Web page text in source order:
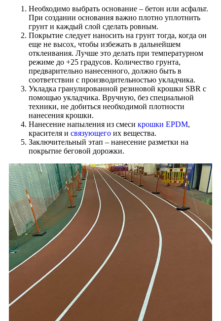
Необходимо выбрать основание – бетон или асфальт.
При создании основания важно плотно уплотнить
грунт и каждый слой сделать ровным.
Покрытие следует наносить на грунт тогда, когда он
еще не высох, чтобы избежать в дальнейшем
отклеивания. Лучше это делать при температурном
режиме до +25 градусов. Количество грунта,
предварительно нанесенного, должно быть в
соответствии с производительностью укладчика.
Укладка гранулированной резиновой крошки SBR с
помощью укладчика. Вручную, без специальной
техники, не добиться необходимой плотности
нанесения крошки.
Нанесение напыления из смеси крошки EPDM,
красителя и связующего их вещества.
Заключительный этап – нанесение разметки на
покрытие беговой дорожки.